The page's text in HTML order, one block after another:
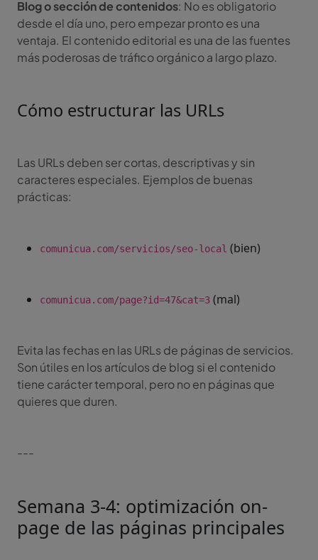
Blog o sección de contenidos: No es obligatorio
desde el día uno, pero empezar pronto es una
ventaja. El contenido editorial es una de las fuentes
más poderosas de tráfico orgánico a largo plazo.
Cómo estructurar las URLs
Las URLs deben ser cortas, descriptivas y sin
caracteres especiales. Ejemplos de buenas
prácticas:
comunicua.com/servicios/seo-local (bien)
comunicua.com/page?id=47&cat=3 (mal)
Evita las fechas en las URLs de páginas de servicios.
Son útiles en los artículos de blog si el contenido
tiene carácter temporal, pero no en páginas que
quieres que duren.
---
Semana 3-4: optimización on-
page de las páginas principales